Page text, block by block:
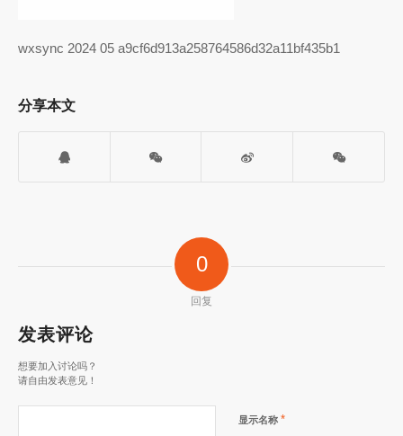
wxsync 2024 05 a9cf6d913a258764586d32a11bf435b1
分享本文
0
回复
发表评论
想要加入讨论吗？
请自由发表意见！
显示名称 *